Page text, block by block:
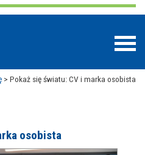
> Pokaż się światu: CV i marka osobista
osobista